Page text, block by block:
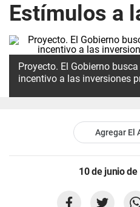
Estímulos a
Proyecto. El Gobierno
incentivo a las inversiones
Agregar El
10 de junio